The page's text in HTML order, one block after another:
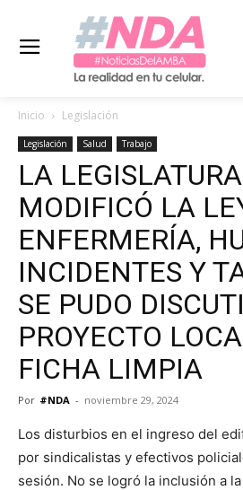
Inicio Legislación
Legislación Salud Trabajo
LA
MODIFICÓ LA
ENFERMERÍA,
INCIDENTES Y
SE PUDO
PROYECTO
FICHA LIMPIA
Por #NDA - noviembre 29, 2024
Los disturbios en el ingreso del
por sindicalistas y efectivos
sesión. No se logró la inclusión a